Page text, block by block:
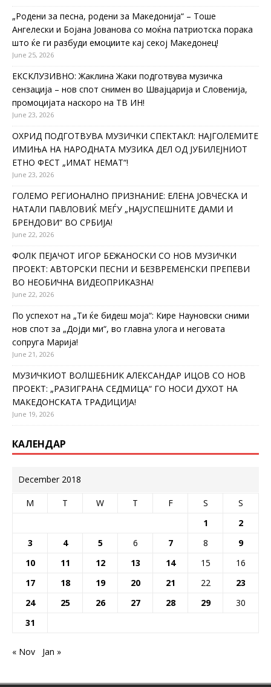
„Родени за песна, родени за Македонија“ – Тоше
Ангелески и Бојана Јованова со моќна патриотска порака
што ќе ги разбуди емоциите кај секој Македонец!
June 25, 2026
ЕКСКЛУЗИВНО: Жаклина Жаки подготвува музичка
сензација – нов спот снимен во Швајцарија и Словенија,
промоцијата наскоро на ТВ ИН!
June 23, 2026
ОХРИД ПОДГОТВУВА МУЗИЧКИ СПЕКТАКЛ: НАЈГОЛЕМИТЕ
ИМИЊА НА НАРОДНАТА МУЗИКА ДЕЛ ОД ЈУБИЛЕЈНИОТ
ЕТНО ФЕСТ „ИМАТ НЕМАТ“!
June 23, 2026
ГОЛЕМО РЕГИОНАЛНО ПРИЗНАНИЕ: ЕЛЕНА ЈОВЧЕСКА И
НАТАЛИ ПАВЛОВИЌ МЕЃУ „НАЈУСПЕШНИТЕ ДАМИ И
БРЕНДОВИ“ ВО СРБИЈА!
June 22, 2026
ФОЛК ПЕЈАЧОТ ИГОР БЕЖАНОСКИ СО НОВ МУЗИЧКИ
ПРОЕКТ: АВТОРСКИ ПЕСНИ И БЕЗВРЕМЕНСКИ ПРЕПЕВИ
ВО НЕОБИЧНА ВИДЕОПРИКАЗНА!
June 22, 2026
По успехот на „Ти ќе бидеш моја“: Кире Науновски сними
нов спот за „Дојди ми“, во главна улога и неговата
сопруга Марија!
June 21, 2026
МУЗИЧКИОТ ВОЛШЕБНИК АЛЕКСАНДАР ИЦОВ СО НОВ
ПРОЕКТ: „РАЗИГРАНА СЕДМИЦА“ ГО НОСИ ДУХОТ НА
МАКЕДОНСКАТА ТРАДИЦИЈА!
June 19, 2026
КАЛЕНДАР
December 2018
M T W T F S
S
1
2
3
4 5 6 7 8
9
10
11 12 13 14 15
16
17
18 19 20 21 22
23
24
25 26 27 28 29
30
31
« Nov Jan »